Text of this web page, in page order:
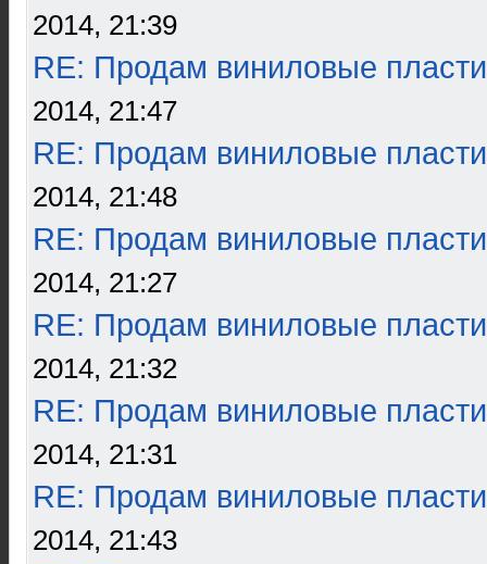
2014, 21:39
RE: Продам виниловые
2014, 21:47
RE: Продам виниловые
2014, 21:48
RE: Продам виниловые
2014, 21:27
RE: Продам виниловые
2014, 21:32
RE: Продам виниловые
2014, 21:31
RE: Продам виниловые
2014, 21:43